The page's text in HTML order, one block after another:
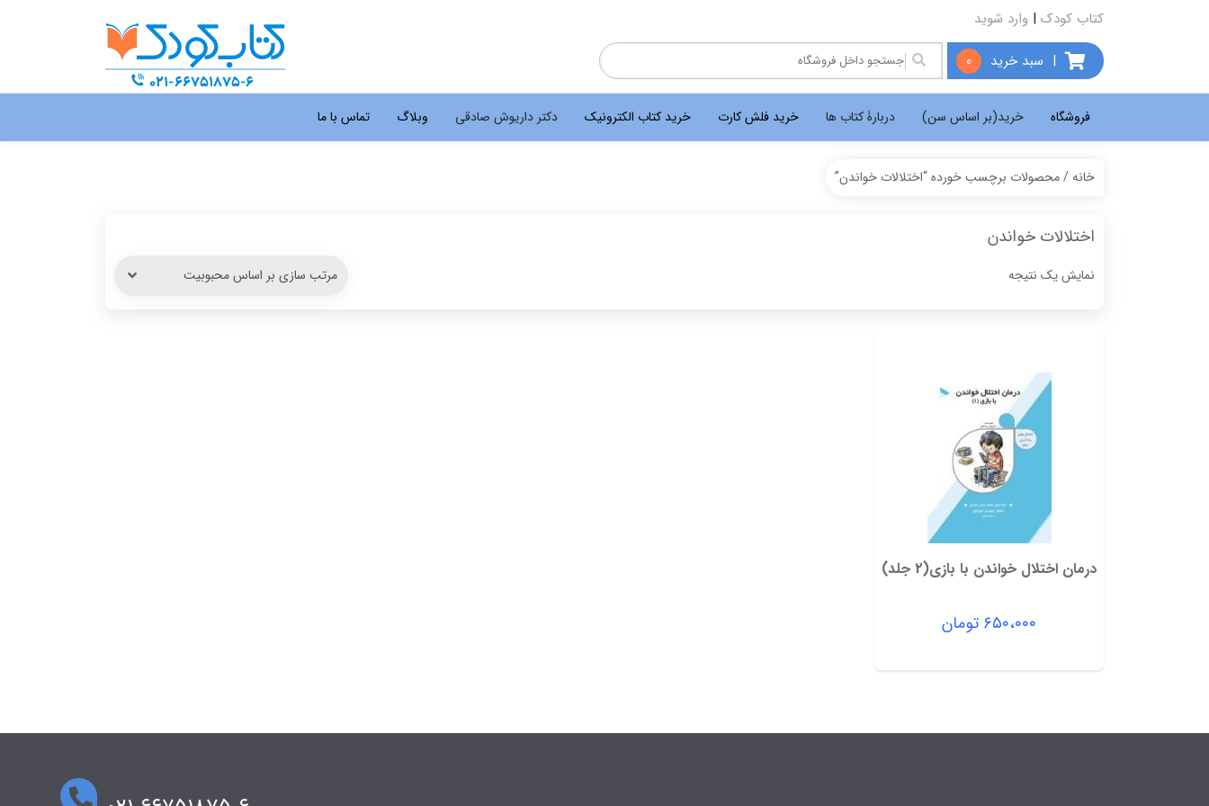
کتاب کودک | وارد شوید
| سبد خرید 0
فروشگاه خرید(بر اساس سن) دربارۀ کتاب ها خرید فلش کارت خرید کتاب الکترونیک دکتر داریوش صادقی وبلاگ تماس با ما
خانه/ محصولات برچسب خورده “اختلالات خواندن”
اختلالات خواندن
نمایش یک نتیجه
درمان اختلال خواندن با بازی(2 جلد)
۶۵۰،۰۰۰ تومان